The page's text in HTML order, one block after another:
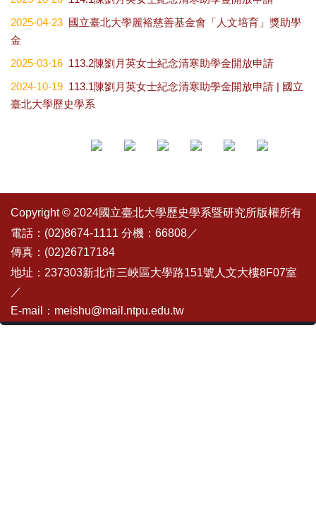
2025-04-23 國立臺北大學麗裕慈善基金會「人文培育」獎助學
金
2025-03-16 113.2陳劉月英女士紀念清寒助學金開放申請
2024-10-19 113.1陳劉月英女士紀念清寒助學金開放申請 | 國立
臺北大學歷史學系
Copyright © 2024國立臺北大學歷史學系暨研究所版權所有
電話：(02)8674-1111 分機：66808／
傳真：(02)26717184
地址：237303新北市三峽區大學路151號人文大樓8F07室
／
E-mail：meishu@mail.ntpu.edu.tw